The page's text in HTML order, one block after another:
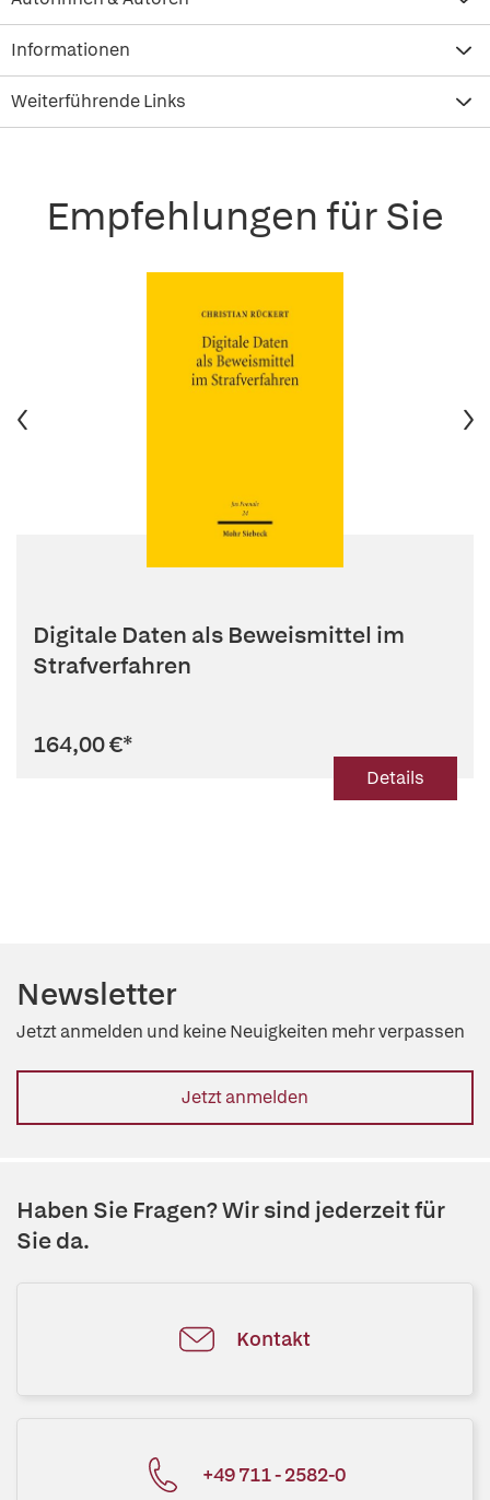
Informationen
Weiterführende Links
Empfehlungen für Sie
Digitale Daten als Beweismittel im
Strafverfahren
164,00 €*
Details
Newsletter
Jetzt anmelden und keine Neuigkeiten mehr verpassen
Jetzt anmelden
Haben Sie Fragen? Wir sind jederzeit für
Sie da.
Kontakt
+49 711 - 2582-0